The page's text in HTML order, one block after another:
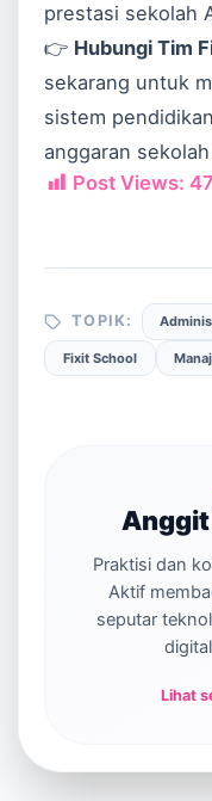
prestasi sekolah
👉 Hubungi Tim
sekarang untuk
sistem
anggaran
Post Views: 47
TOPIK:
Fixit School
Anggit
Praktisi dan
Aktif
seputar
Lihat